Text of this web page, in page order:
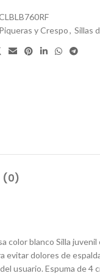
Piqueras y Crespo, Sillas
(0)
color blanco Silla
evitar dolores de
usuario. Espuma de 4